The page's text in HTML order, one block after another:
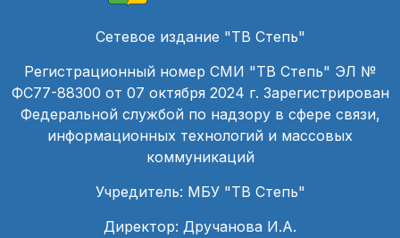
Сетевое издание "ТВ Степь"
Регистрационный номер СМИ "ТВ Степь" ЭЛ №
ФС77-88300 от 07 октября 2024 г. Зарегистрирован
Федеральной службой по надзору в сфере связи,
информационных технологий и массовых
коммуникаций
Учредитель: МБУ "ТВ Степь"
Директор: Дручанова И.А.